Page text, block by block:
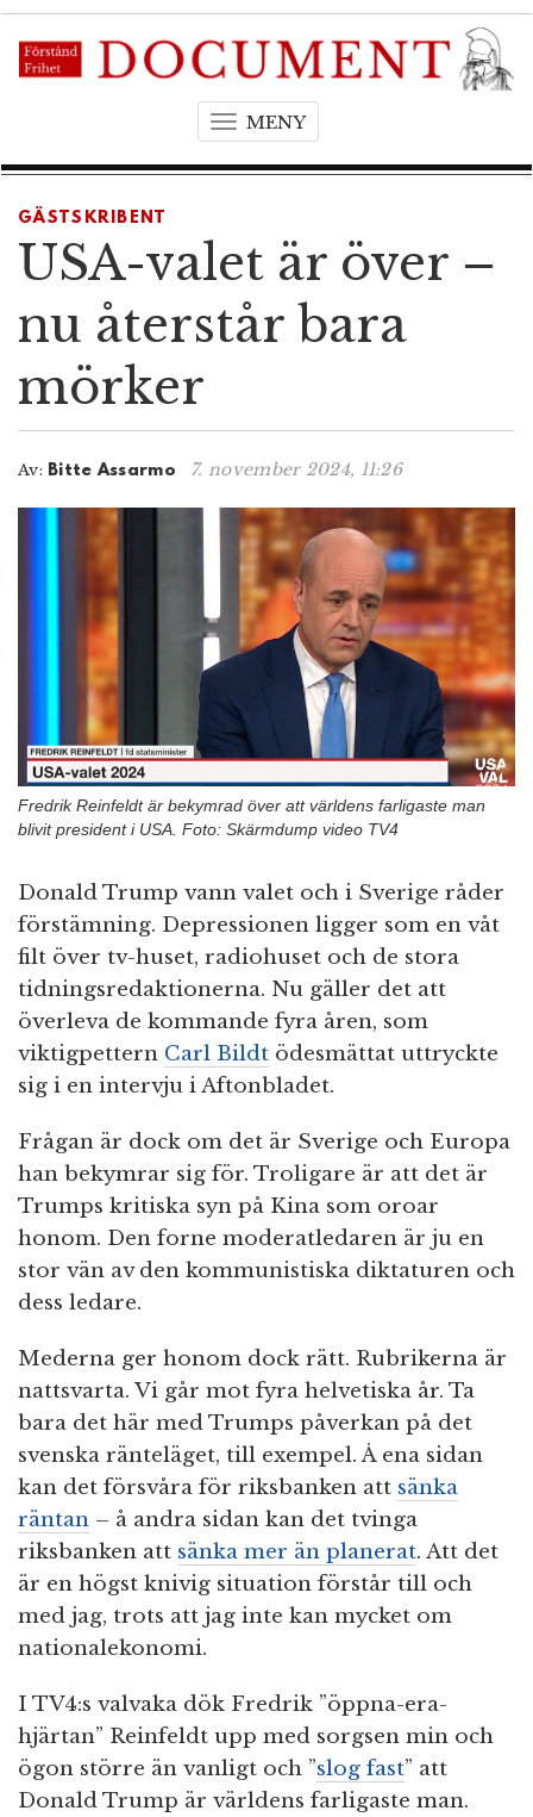
MENYT
g
n
a
t
o
n
GÄSTSKRIBENT
USA-valet är över –
nu återstår bara
mörker
Av: Bitte Assarmo 7. november 2024, 11:26
Fredrik Reinfeldt är bekymrad över att världens farligaste man
blivit president i USA. Foto: Skärmdump video TV4
Donald Trump vann valet och i Sverige råder
förstämning. Depressionen ligger som en våt
filt över tv-huset, radiohuset och de stora
tidningsredaktionerna. Nu gäller det att
överleva de kommande fyra åren, som
viktigpettern Carl Bildt ödesmättat uttryckte
sig i en intervju i Aftonbladet.
Frågan är dock om det är Sverige och Europa
han bekymrar sig för. Troligare är att det är
Trumps kritiska syn på Kina som oroar
honom. Den forne moderatledaren är ju en
stor vän av den kommunistiska diktaturen och
dess ledare.
Mederna ger honom dock rätt. Rubrikerna är
nattsvarta. Vi går mot fyra helvetiska år. Ta
bara det här med Trumps påverkan på det
svenska ränteläget, till exempel. Å ena sidan
kan det försvåra för riksbanken att sänka
räntan – å andra sidan kan det tvinga
riksbanken att sänka mer än planerat. Att det
är en högst knivig situation förstår till och
med jag, trots att jag inte kan mycket om
nationalekonomi.
I TV4:s valvaka dök Fredrik ”öppna-era-
hjärtan” Reinfeldt upp med sorgsen min och
ögon större än vanligt och ”slog fast” att
Donald Trump är världens farligaste man.